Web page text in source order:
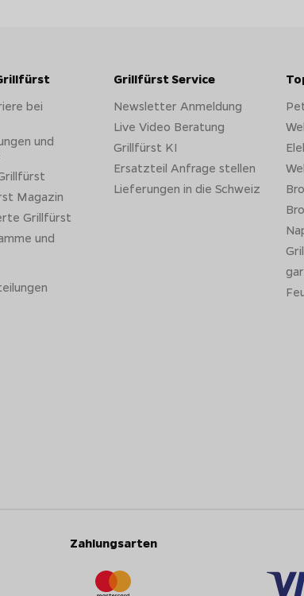
bei
und
Magazin
Grillfürst
und
Grillfürst Service
Newsletter Anmeldung
Live Video Beratung
Grillfürst KI
Ersatzteil Anfrage stellen
Lieferungen in die Schweiz
Zahlungsarten